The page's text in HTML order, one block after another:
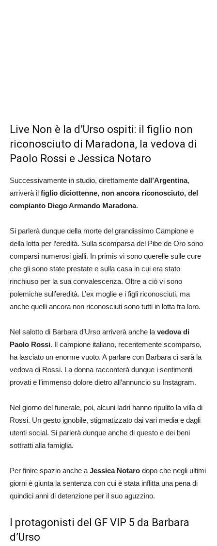
Live Non è la d’Urso ospiti: il figlio non
riconosciuto di Maradona, la vedova di
Paolo Rossi e Jessica Notaro
Successivamente in studio, direttamente dall’Argentina,
arriverà il figlio diciottenne, non ancora riconosciuto, del
compianto Diego Armando Maradona.
Si parlerà dunque della morte del grandissimo Campione e
della lotta per l’eredità. Sulla scomparsa del Pibe de Oro sono
comparsi numerosi gialli. In primis vi sono querelle sulle cure
che gli sono state prestate e sulla casa in cui era stato
rinchiuso per la sua convalescenza. Oltre a ciò vi sono
polemiche sull’eredità. L’ex moglie e i figli riconosciuti, ma
anche quelli ancora non riconosciuti sono tutti in lotta fra loro.
Nel salotto di Barbara d’Urso arriverà anche la vedova di
Paolo Rossi. Il campione italiano, recentemente scomparso,
ha lasciato un enorme vuoto. A parlare con Barbara ci sarà la
vedova di Rossi. La donna racconterà dunque i sentimenti
provati e l’immenso dolore dietro all’annuncio su Instagram.
Nel giorno del funerale, poi, alcuni ladri hanno ripulito la villa di
Rossi. Un gesto ignobile, stigmatizzato dai vari media e dagli
utenti social. Si parlerà dunque anche di questo e dei beni
sottratti alla famiglia.
Per finire spazio anche a Jessica Notaro dopo che negli ultimi
giorni è giunta la sentenza con cui è stata inflitta una pena di
quindici anni di detenzione per il suo aguzzino.
I protagonisti del GF VIP 5 da Barbara
d’Urso